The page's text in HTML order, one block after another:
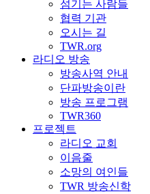
섬기는 사람들
협력 기관
오시는 길
TWR.org
라디오 방송
방송사역 안내
단파방송이란
방송 프로그램
TWR360
프로젝트
라디오 교회
이음줄
소망의 여인들
TWR 방송신학